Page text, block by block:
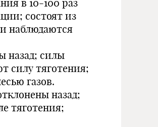
в 10-100 раз
состоят из
наблюдаются
назад; силы
силу тяготения;
газов.
назад;
тяготения;